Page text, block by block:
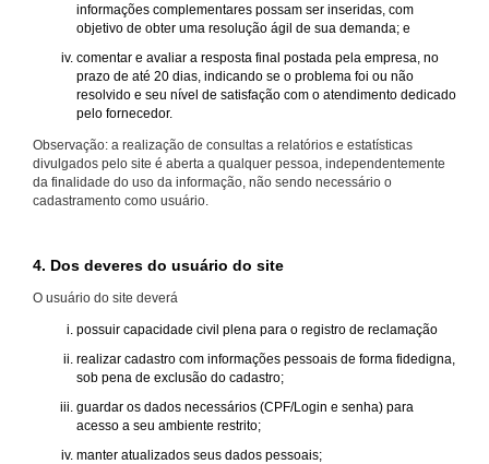
informações complementares possam ser inseridas, com
objetivo de obter uma resolução ágil de sua demanda; e
comentar e avaliar a resposta final postada pela empresa, no
prazo de até 20 dias, indicando se o problema foi ou não
resolvido e seu nível de satisfação com o atendimento dedicado
pelo fornecedor.
Observação: a realização de consultas a relatórios e estatísticas
divulgados pelo site é aberta a qualquer pessoa, independentemente
da finalidade do uso da informação, não sendo necessário o
cadastramento como usuário.
4. Dos deveres do usuário do site
O usuário do site deverá
possuir capacidade civil plena para o registro de reclamação
realizar cadastro com informações pessoais de forma fidedigna,
sob pena de exclusão do cadastro;
guardar os dados necessários (CPF/Login e senha) para
acesso a seu ambiente restrito;
manter atualizados seus dados pessoais;